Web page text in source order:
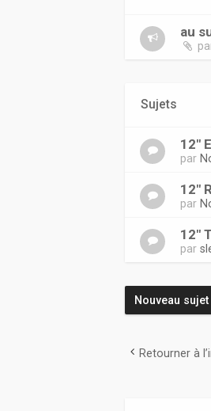
au
Sujets
12"
par
12"
par
12"
par
Nouveau sujet
Retourner à